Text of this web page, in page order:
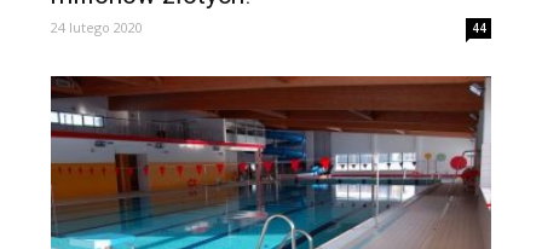
24 lutego 2020 44